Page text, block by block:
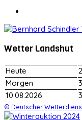
Wetter Landshut
Heute
Morgen
10.08.2026
© Deutscher